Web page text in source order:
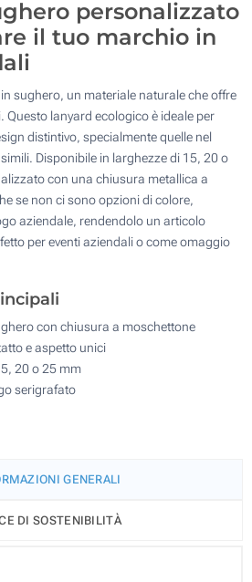
25mm
2 lato
Con fibbia
Moschettone clip
coccodrillo
combi
10.1 x 15.5 cm
personalizzato
il tuo marchio in
sughero, un materiale naturale che offre
Questo lanyard ecologico è ideale per
distintivo, specialmente quelle nel
Disponibile in larghezze di 15, 20 o
con una chiusura metallica a
se non ci sono opzioni di colore,
aziendale, rendendolo un articolo
per eventi aziendali o come omaggio
con chiusura a moschettone
e aspetto unici
20 o 25 mm
serigrafato
GENERALI
DI SOSTENIBILITÀ